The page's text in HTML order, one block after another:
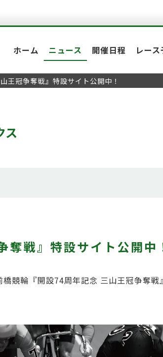
ホーム ニュース 開催日程 レー
王冠争奪戦』特設サイト公開中！
ス
奪戦』特設サイト公開中
競輪『開設74周年記念 三山王冠争奪戦